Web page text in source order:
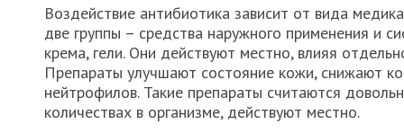
Воздействие антибиотика зависит от вида
две группы – средства наружного применения и
крема, гели. Они действуют местно, влияя
Препараты улучшают состояние кожи, снижают
нейтрофилов. Такие препараты считаются
количествах в организме, действуют местно.